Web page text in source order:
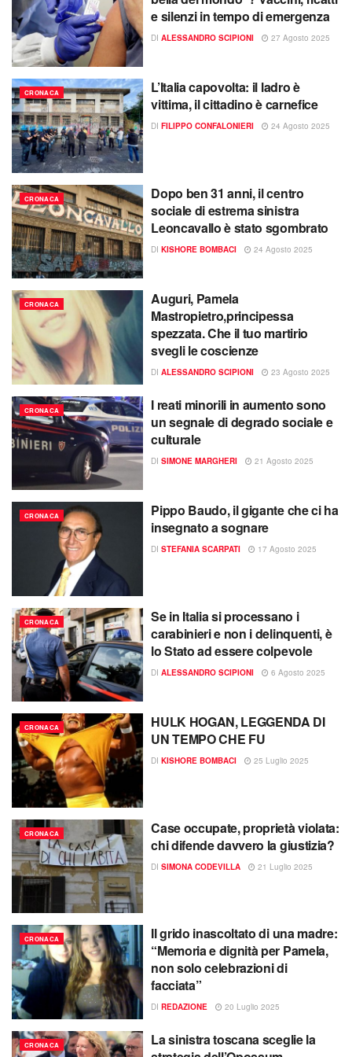
e silenzi in tempo di emergenza
DI ALESSANDRO SCIPIONI 27 Agosto 2025
CRONACA
L’Italia capovolta: il ladro è
vittima, il cittadino è carnefice
DI FILIPPO CONFALONIERI 24 Agosto 2025
CRONACA
Dopo ben 31 anni, il centro
sociale di estrema sinistra
Leoncavallo è stato sgombrato
DI KISHORE BOMBACI 24 Agosto 2025
CRONACA
Auguri, Pamela
Mastropietro,principessa
spezzata. Che il tuo martirio
svegli le coscienze
DI ALESSANDRO SCIPIONI 23 Agosto 2025
CRONACA
I reati minorili in aumento sono
un segnale di degrado sociale e
culturale
DI SIMONE MARGHERI 21 Agosto 2025
CRONACA
Pippo Baudo, il gigante che ci ha
insegnato a sognare
DI STEFANIA SCARPATI 17 Agosto 2025
CRONACA
Se in Italia si processano i
carabinieri e non i delinquenti, è
lo Stato ad essere colpevole
DI ALESSANDRO SCIPIONI 6 Agosto 2025
CRONACA
HULK HOGAN, LEGGENDA DI
UN TEMPO CHE FU
DI KISHORE BOMBACI 25 Luglio 2025
CRONACA
Case occupate, proprietà violata:
chi difende davvero la giustizia?
DI SIMONA CODEVILLA 21 Luglio 2025
CRONACA
Il grido inascoltato di una madre:
“Memoria e dignità per Pamela,
non solo celebrazioni di
facciata”
DI REDAZIONE 20 Luglio 2025
CRONACA
La sinistra toscana sceglie la